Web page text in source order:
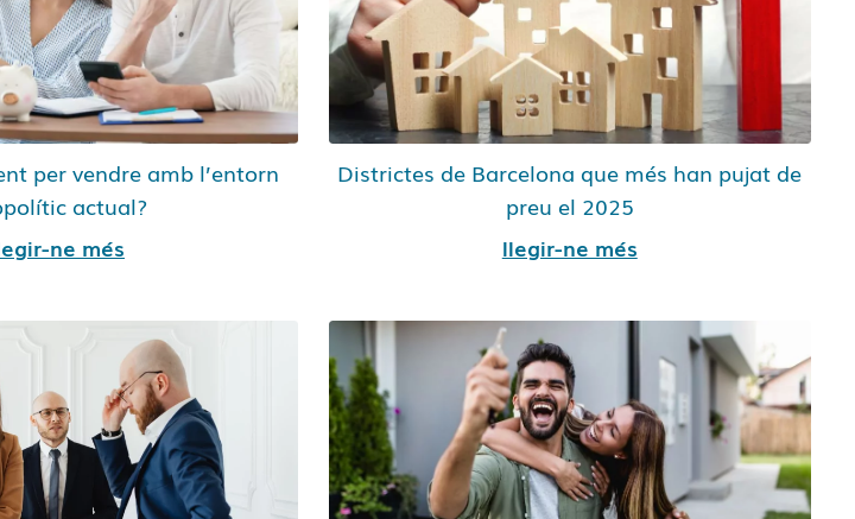
per vendre amb l’entorn
actual?
ne més
Districtes de Barcelona que més han pujat de
preu el 2025
llegir-ne més